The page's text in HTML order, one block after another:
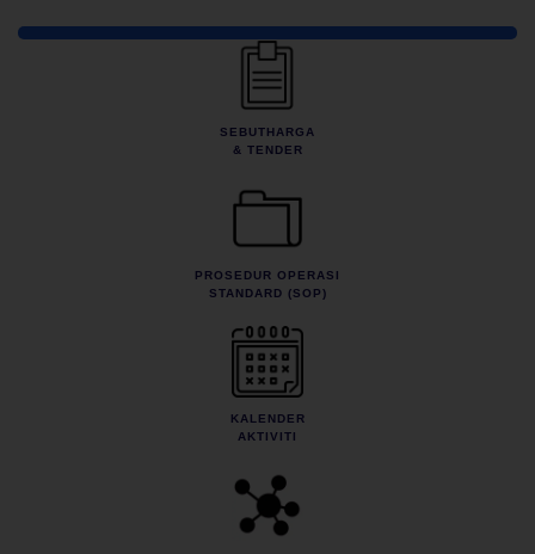
Pautan Pantas
SEBUTHARGA
& TENDER
PROSEDUR OPERASI
STANDARD (SOP)
KALENDER
AKTIVITI